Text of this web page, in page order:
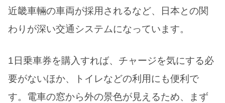
近畿車輛の車両が採用されるなど、日本との関
わりが深い交通システムになっています。
1日乗車券を購入すれば、チャージを気にする必
要がないほか、トイレなどの利用にも便利で
す。電車の窓から外の景色が見えるため、まず